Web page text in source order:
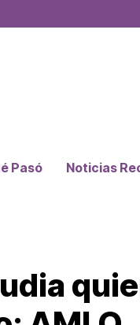
Pasó Noticias